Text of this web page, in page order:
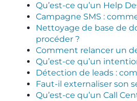
Qu’est-ce qu’un Help
Campagne SMS :
Nettoyage de base de
procéder ?
Comment relancer un
Qu’est-ce qu’un
Détection de leads :
Faut-il externaliser son
Qu’est-ce qu’un Call